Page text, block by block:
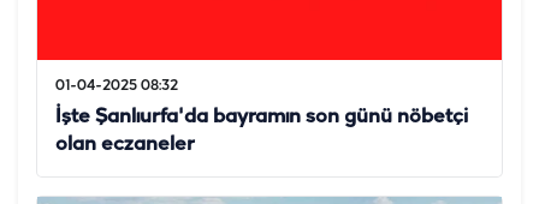
01-04-2025 08:32
İşte Şanlıurfa'da bayramın son günü nöbetçi
olan eczaneler